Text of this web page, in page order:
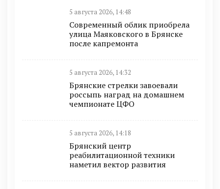
5 августа 2026, 14:48
Современный облик приобрела
улица Маяковского в Брянске
после капремонта
5 августа 2026, 14:32
Брянские стрелки завоевали
россыпь наград на домашнем
чемпионате ЦФО
5 августа 2026, 14:18
Брянский центр
реабилитационной техники
наметил вектор развития